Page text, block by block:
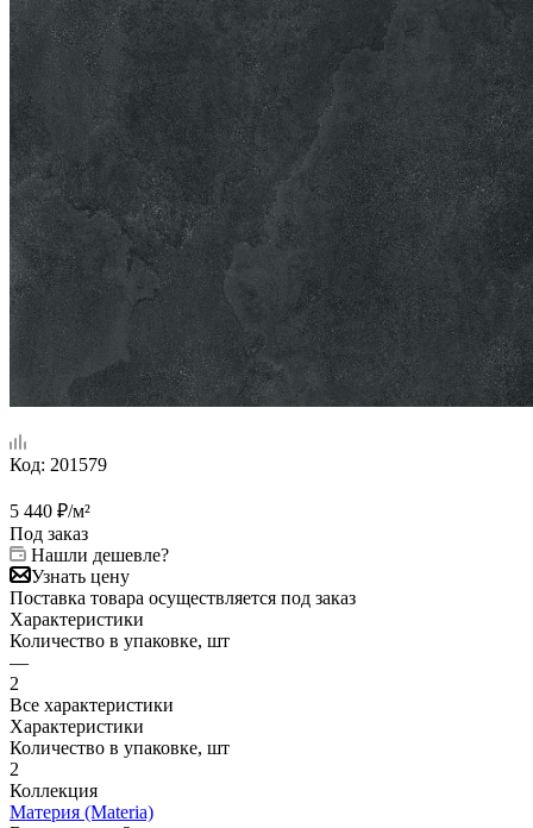
Код: 201579
5 440 ₽/м²
Под заказ
Нашли дешевле?
Узнать цену
Поставка товара осуществляется под заказ
Характеристики
Количество в упаковке, шт
—
2
Все характеристики
Характеристики
Количество в упаковке, шт
2
Коллекция
Материя (Materia)